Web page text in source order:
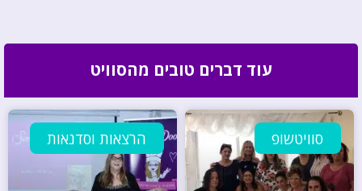
עוד דברים טובים מהסוויט
סוויטשופ הרצאות וסדנאות